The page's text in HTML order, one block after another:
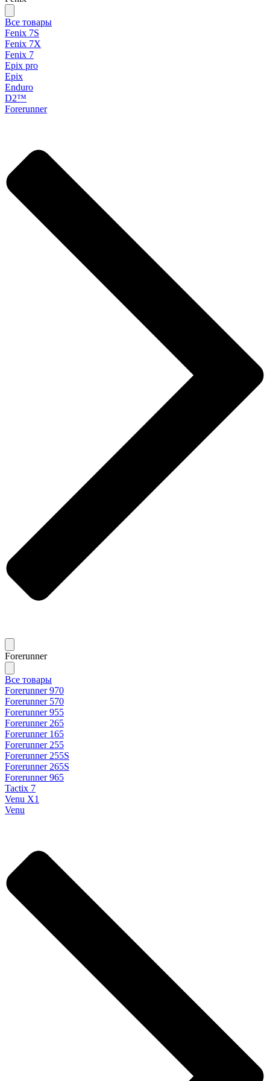
Все товары
Fenix 7S
Fenix 7X
Fenix 7
Epix pro
Epix
Enduro
D2™
Forerunner
Forerunner
Все товары
Forerunner 970
Forerunner 570
Forerunner 955
Forerunner 265
Forerunner 165
Forerunner 255
Forerunner 255S
Forerunner 265S
Forerunner 965
Tactix 7
Venu X1
Venu